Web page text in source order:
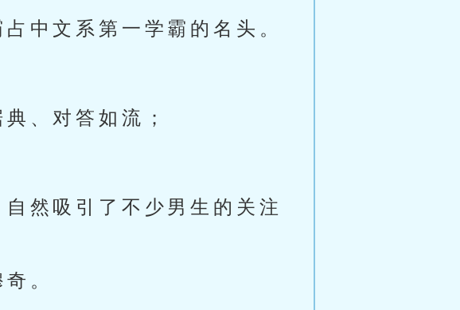
中文系第一学霸的名头。
、对答如流；
然吸引了不少男生的关注
。